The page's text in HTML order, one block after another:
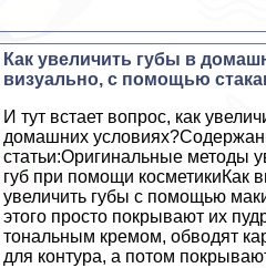
Как увеличить губы в
визуально, с помощью
И тут встает вопрос, как
домашних
статьи:Оригинальные методы
губ при помощи косметикиКак
увеличить губы с помощью
этого просто покрывают их
тональным кремом, обводят
для контура, а потом